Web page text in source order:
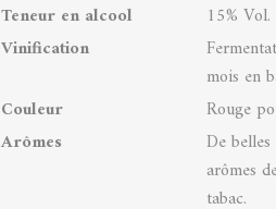
Teneur en alcool
15% Vol.
Vinification
mois en
Couleur
Rouge
Arômes
De
arômes
tabac.